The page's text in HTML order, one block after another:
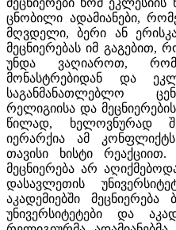
ცნობილი ადამიანები,
მღვდელი, ბერი ან
მეცნიერებას იმ გაგებით,
უნდა ვაღიაროთ, რომ
მონასტრებიდან და
საგანმანათლებლო
რელიგიისა და
წილად, ხელოვნურად
იერარქია ამ
თავისი ხისტი
მეცნიერება არ
დასავლეთის
აკადემიებში
უნივერსიტეტები და